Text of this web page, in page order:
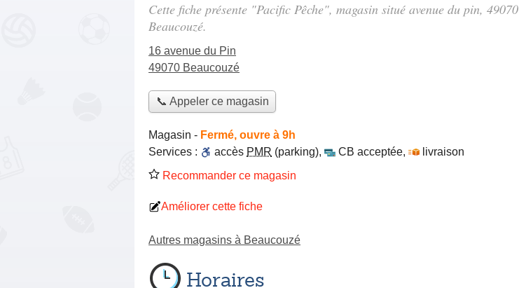
Cette fiche présente "Pacific Pêche", magasin situé avenue du pin, 49070
Beaucouzé.
16 avenue du Pin
49070 Beaucouzé
📞 Appeler ce magasin
Magasin - Fermé, ouvre à 9h
Services :
accès PMR (parking), CB acceptée,
livraison
Recommander ce magasin
Améliorer cette fiche
Autres magasins à Beaucouzé
Horaires